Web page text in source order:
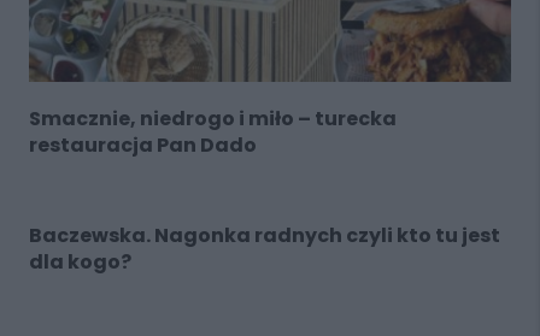
Smacznie, niedrogo i miło – turecka
restauracja Pan Dado
Baczewska. Nagonka radnych czyli kto tu jest
dla kogo?